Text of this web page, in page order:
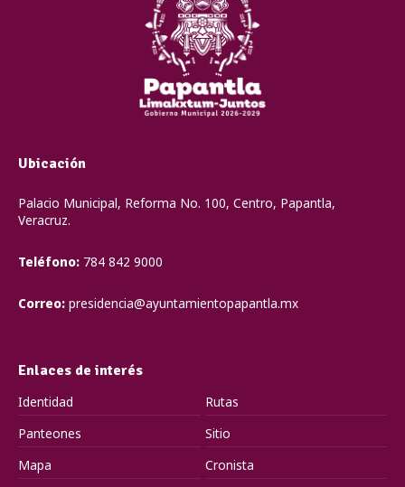
Ubicación
Palacio Municipal, Reforma No. 100, Centro, Papantla,
Veracruz.
Teléfono: 784 842 9000
Correo: presidencia@ayuntamientopapantla.mx
Enlaces de interés
Identidad
Rutas
Panteones
Sitio
Mapa
Cronista